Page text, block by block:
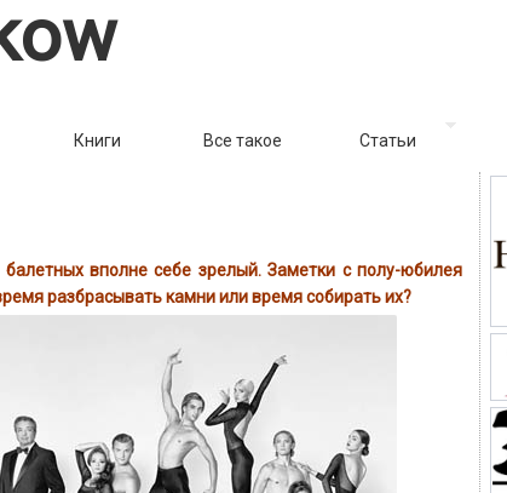
Книги Все такое Статьи
вполне себе зрелый. Заметки с полу-юбилея
разбрасывать камни или время собирать их?